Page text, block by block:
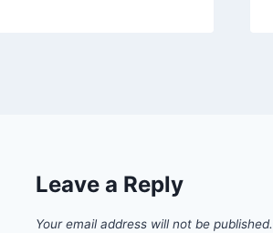
Leave a Reply
Your email address will not be published.